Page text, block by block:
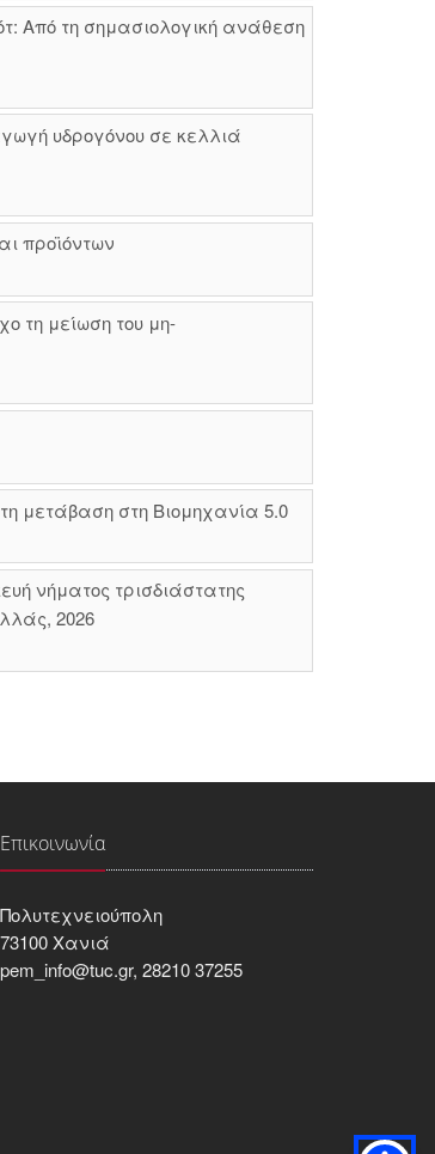
Από τη σημασιολογική ανάθεση
υδρογόνου σε κελλιά
προϊόντων
τη μείωση του μη-
μετάβαση στη Βιομηχανία 5.0
νήματος τρισδιάστατης
2026
Επικοινωνία
Πολυτεχνειούπολη
73100 Χανιά
pem_info@tuc.gr, 28210 37255